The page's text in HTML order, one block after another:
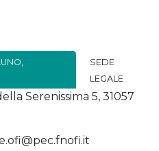
SEDE
LEGALE
Serenissima 5, 31057